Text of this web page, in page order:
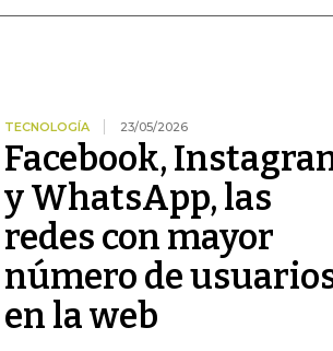
TECNOLOGÍA 23/05/2026
Facebook,
y WhatsApp, las
redes con mayor
número de
en la web